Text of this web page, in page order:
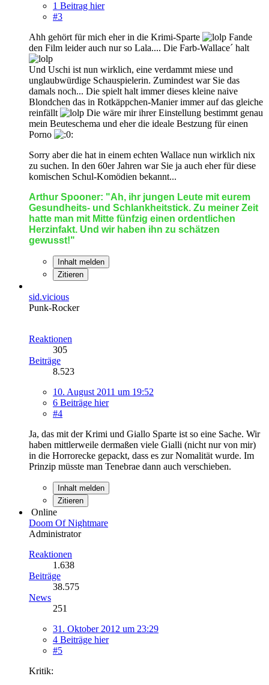
1 Beitrag hier
#3
Ahh gehört für mich eher in die Krimi-Sparte
Fande
den Film leider auch nur so Lala.... Die Farb-Wallace´ halt
Und Uschi ist nun wirklich, eine verdammt miese und
unglaubwürdige Schauspielerin. Zumindest war Sie das
damals noch... Die spielt halt immer dieses kleine naive
Blondchen das in Rotkäppchen-Manier immer auf das gleiche
reinfällt
Die wäre mir ihrer Einstellung bestimmt genau
mein Beuteschema und eher die ideale Bestzung für einen
Porno
Sorry aber die hat in einem echten Wallace nun wirklich nix
zu suchen. In den 60er Jahren war Sie ja auch eher für diese
komischen Schul-Komödien bekannt...
Arthur Spooner: "Ah, ihr jungen Leute mit eurem
Gesundheits- und Schlankheitstick. Zu meiner Zeit
hatte man mit Mitte fünfzig einen ordentlichen
Herzinfakt. Und wir haben ihn zu schätzen
gewusst!"
Inhalt melden
Zitieren
sid.vicious
Punk-Rocker
Reaktionen
305
Beiträge
8.523
10. August 2011 um 19:52
6 Beiträge hier
#4
Ja, das mit der Krimi und Giallo Sparte ist so eine Sache. Wir
haben mittlerweile dermaßen viele Gialli (nicht nur von mir)
in die Horrorecke gepackt, dass es zur Nomalität wurde. Im
Prinzip müsste man Tenebrae dann auch verschieben.
Inhalt melden
Zitieren
Online
Doom Of Nightmare
Administrator
Reaktionen
1.638
Beiträge
38.575
News
251
31. Oktober 2012 um 23:29
4 Beiträge hier
#5
Kritik: